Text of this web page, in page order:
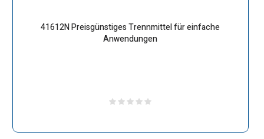
41612N Preisgünstiges Trennmittel für einfache
Anwendungen